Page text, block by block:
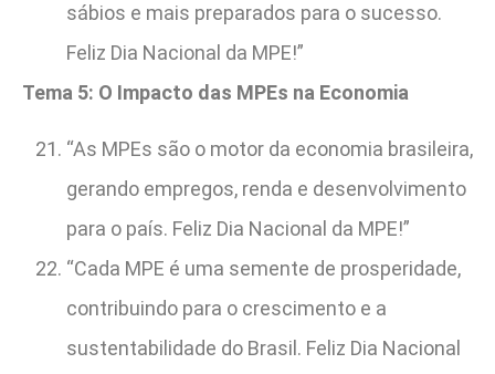
sábios e mais preparados para o sucesso.
Feliz Dia Nacional da MPE!”
Tema 5: O Impacto das MPEs na Economia
“As MPEs são o motor da economia brasileira,
gerando empregos, renda e desenvolvimento
para o país. Feliz Dia Nacional da MPE!”
“Cada MPE é uma semente de prosperidade,
contribuindo para o crescimento e a
sustentabilidade do Brasil. Feliz Dia Nacional